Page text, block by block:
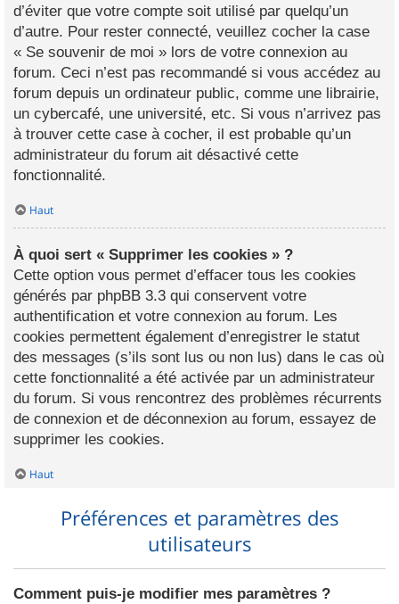
d’éviter que votre compte soit utilisé par quelqu’un
d’autre. Pour rester connecté, veuillez cocher la case
« Se souvenir de moi » lors de votre connexion au
forum. Ceci n’est pas recommandé si vous accédez au
forum depuis un ordinateur public, comme une librairie,
un cybercafé, une université, etc. Si vous n’arrivez pas
à trouver cette case à cocher, il est probable qu’un
administrateur du forum ait désactivé cette
fonctionnalité.
Haut
À quoi sert « Supprimer les cookies » ?
Cette option vous permet d’effacer tous les cookies
générés par phpBB 3.3 qui conservent votre
authentification et votre connexion au forum. Les
cookies permettent également d’enregistrer le statut
des messages (s’ils sont lus ou non lus) dans le cas où
cette fonctionnalité a été activée par un administrateur
du forum. Si vous rencontrez des problèmes récurrents
de connexion et de déconnexion au forum, essayez de
supprimer les cookies.
Haut
Préférences et paramètres des
utilisateurs
Comment puis-je modifier mes paramètres ?